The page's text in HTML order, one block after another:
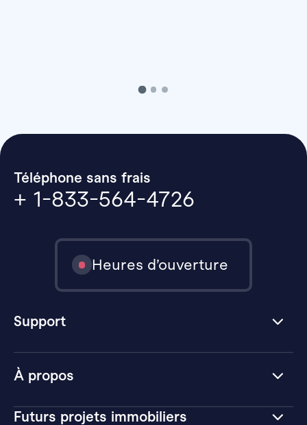
À propos
Futurs projets immobiliers
Téléphone sans frais
+ 1-833-564-4726
Heures d’ouverture
Support